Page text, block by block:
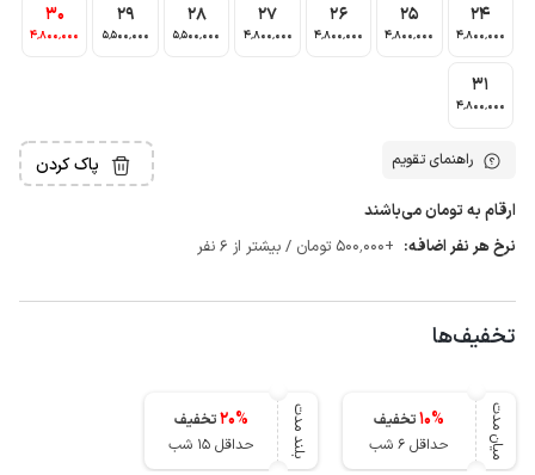
24
4٬800٬000
25
4٬800٬000
26
4٬800٬000
27
4٬800٬000
28
5٬500٬000
29
5٬500٬000
30
4٬800٬000
31
4٬800٬000
راهنمای تقویم پاک کردن
ارقام به تومان می‌باشند
نرخ هر نفر اضافه: +500٬000 تومان / بیشتر از 6 نفر
تخفیف‌ها
میان مدت 10%
تخفیف
حداقل 6 شب
بلند مدت 20%
تخفیف
حداقل 15 شب